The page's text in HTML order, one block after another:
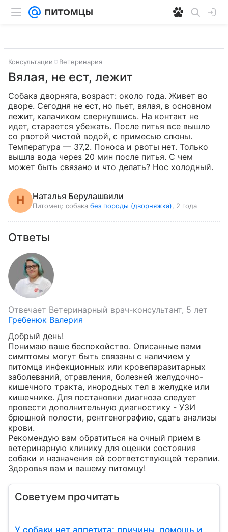
Консультации Ветеринария
Вялая, не ест, лежит
Собака дворняга, возраст: около года. Живет во
дворе. Сегодня не ест, но пьет, вялая, в основном
лежит, калачиком свернувшись. На контакт не
идет, старается убежать. После питья все вышло
со рвотой чистой водой, с примесью слюны.
Температура — 37,2. Поноса и рвоты нет. Только
вышла вода через 20 мин после питья. С чем
может быть связано и что делать? Нос холодный.
Наталья Берулашвили
Питомец: собака без породы (дворняжка) , 2 года
Ответы
Отвечает Ветеринарный врач-консультант, 5 лет
Гребенюк Валерия
Добрый день!
Понимаю ваше беспокойство. Описанные вами
симптомы могут быть связаны с наличием у
питомца инфекционных или кровепаразитарных
заболеваний, отравления, болезней желудочно-
кишечного тракта, инородных тел в желудке или
кишечнике. Для постановки диагноза следует
провести дополнительную диагностику - УЗИ
брюшной полости, рентгенографию, сдать анализы
крови.
Рекомендую вам обратиться на очный прием в
ветеринарную клинику для оценки состояния
собаки и назначения ей соответствующей терапии.
Здоровья вам и вашему питомцу!
Советуем прочитать
У собаки нет аппетита: причины, помощь и